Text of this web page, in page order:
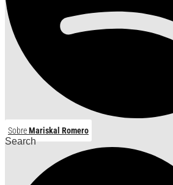
SobreMariskal Romero
Search